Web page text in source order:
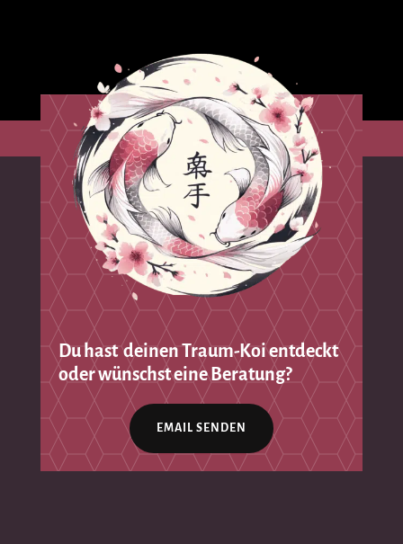
Du hast deinen Traum-Koi entdeckt
oder wünschst eine Beratung?
EMAIL SENDEN